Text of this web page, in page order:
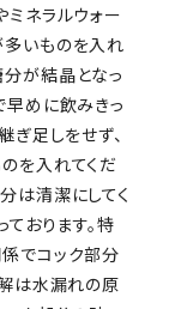
ミネラルウォー
いものを入れ
が結晶となっ
早めに飲みきっ
ぎ足しをせず、
を入れてくだ
は清潔にしてく
おります。特
でコック部分
は水漏れの原